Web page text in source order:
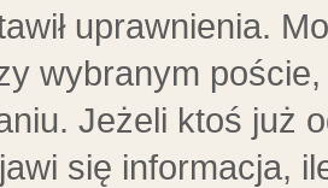
uprawnienia.
wybranym
Jeżeli ktoś już
się informacja,